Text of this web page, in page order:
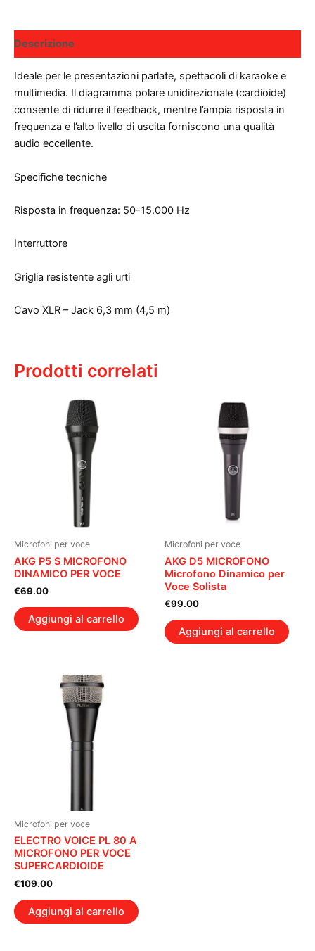
Descrizione
Ideale per le presentazioni parlate, spettacoli di karaoke e
multimedia. Il diagramma polare unidirezionale (cardioide)
consente di ridurre il feedback, mentre l’ampia risposta in
frequenza e l’alto livello di uscita forniscono una qualità
audio eccellente.
Specifiche tecniche
Risposta in frequenza: 50-15.000 Hz
Interruttore
Griglia resistente agli urti
Cavo XLR – Jack 6,3 mm (4,5 m)
Prodotti correlati
Microfoni per voce
AKG P5 S MICROFONO
DINAMICO PER VOCE
€69.00
Aggiungi al carrello
Microfoni per voce
AKG D5 MICROFONO
Microfono Dinamico per
Voce Solista
€99.00
Aggiungi al carrello
Microfoni per voce
ELECTRO VOICE PL 80 A
MICROFONO PER VOCE
SUPERCARDIOIDE
€109.00
Aggiungi al carrello